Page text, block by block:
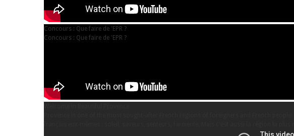
Concours : Que faire de 'EPR ?
Concours : Que faire de 'EPR ?